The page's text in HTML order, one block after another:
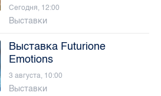
Сегодня, 12:00
Выставки
Выставка Futurione
Emotions
3 августа, 10:00
Выставки